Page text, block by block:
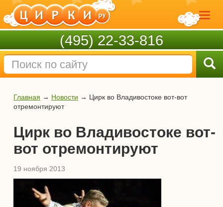
(495) 22-33-816
Главная → Новости → Цирк во Владивостоке вот-вот
отремонтируют
Цирк во Владивостоке вот-
вот отремонтируют
19 ноября 2013